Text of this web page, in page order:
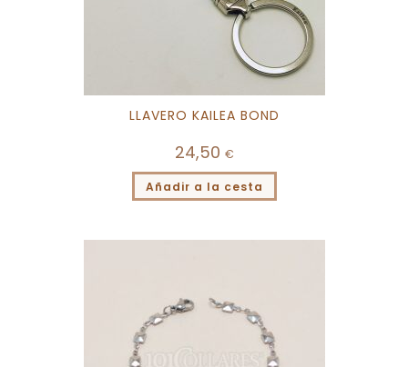
LLAVERO KAILEA BOND
24,50 €
Añadir a la cesta